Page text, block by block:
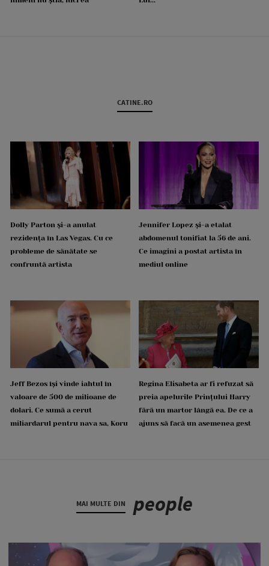
CATINE.RO
Dolly Parton și-a anulat
rezidența în Las Vegas. Cu ce
probleme de sănătate se
confruntă artista
Jennifer Lopez și-a etalat
abdomenul tonifiat la 56 de ani.
Ce imagini a postat artista în
mediul online
Jeff Bezos își vinde iahtul în
valoare de 500 de milioane de
dolari. Ce sumă a cerut
miliardarul pentru nava sa, Koru
Regina Elisabeta ar fi refuzat să
preia apelurile Prințului Harry
fără un martor lângă ea. De ce a
ajuns să facă un asemenea gest
MAI MULTE DIN people